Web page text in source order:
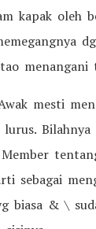
kapak oleh
menangani
mesti
lurus.
sebagai
biasa & \